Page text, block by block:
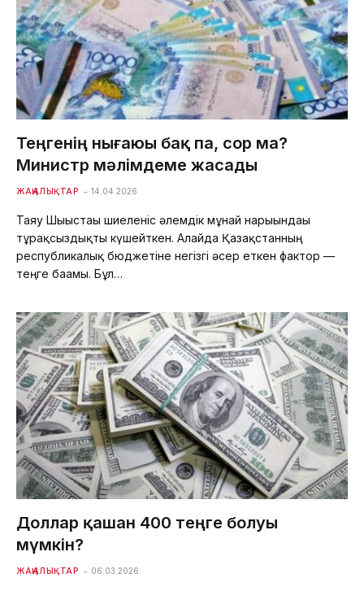
Теңгенің нығаюы бақ па, сор ма?
Министр мәлімдеме жасады
ЖАҢАЛЫҚТАР 14.04.2026
Таяу Шығыстағы шиеленіс әлемдік мұнай нарығындағы
тұрақсыздықты күшейткен. Алайда Қазақстанның
республикалық бюджетіне негізгі әсер еткен фактор —
теңге бағамы. Бұл…
Доллар қашан 400 теңге болуы
мүмкін?
ЖАҢАЛЫҚТАР 06.03.2026